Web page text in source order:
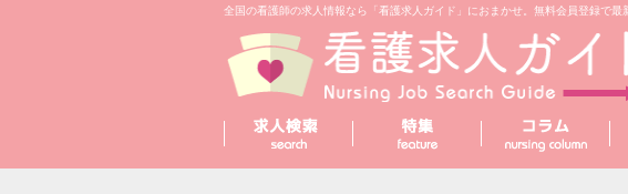
全国の看護師の求人情報なら「看護求人ガイド」におまかせ。無料会員登録で最